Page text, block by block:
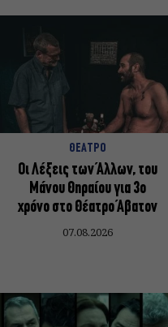
ΘΕΑΤΡΟ
Οι Λέξεις των Άλλων, του
Μάνου Θηραίου για 3ο
χρόνο στο Θέατρο Άβατον
07.08.2026